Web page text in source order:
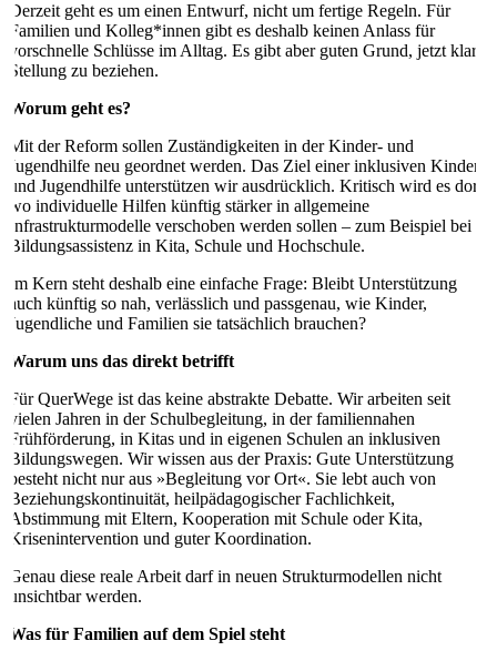
Derzeit geht es um einen Entwurf, nicht um fertige Regeln. Für
Familien und Kolleg*innen gibt es deshalb keinen Anlass für
vorschnelle Schlüsse im Alltag. Es gibt aber guten Grund, jetzt klar
Stellung zu beziehen.
Worum geht es?
Mit der Reform sollen Zuständigkeiten in der Kinder- und
Jugendhilfe neu geordnet werden. Das Ziel einer inklusiven Kinder-
und Jugendhilfe unterstützen wir ausdrücklich. Kritisch wird es dort,
wo individuelle Hilfen künftig stärker in allgemeine
Infrastrukturmodelle verschoben werden sollen – zum Beispiel bei
Bildungsassistenz in Kita, Schule und Hochschule.
Im Kern steht deshalb eine einfache Frage: Bleibt Unterstützung
auch künftig so nah, verlässlich und passgenau, wie Kinder,
Jugendliche und Familien sie tatsächlich brauchen?
Warum uns das direkt betrifft
Für QuerWege ist das keine abstrakte Debatte. Wir arbeiten seit
vielen Jahren in der Schulbegleitung, in der familiennahen
Frühförderung, in Kitas und in eigenen Schulen an inklusiven
Bildungswegen. Wir wissen aus der Praxis: Gute Unterstützung
besteht nicht nur aus »Begleitung vor Ort«. Sie lebt auch von
Beziehungskontinuität, heilpädagogischer Fachlichkeit,
Abstimmung mit Eltern, Kooperation mit Schule oder Kita,
Krisenintervention und guter Koordination.
Genau diese reale Arbeit darf in neuen Strukturmodellen nicht
unsichtbar werden.
Was für Familien auf dem Spiel steht